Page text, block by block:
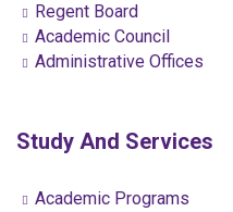
Regent Board
Academic Council
Administrative Offices
Study And Services
Academic Programs